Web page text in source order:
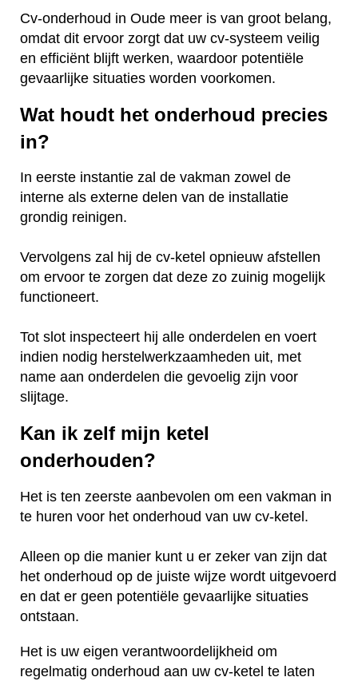
Cv-onderhoud in Oude meer is van groot belang,
omdat dit ervoor zorgt dat uw cv-systeem veilig
en efficiënt blijft werken, waardoor potentiële
gevaarlijke situaties worden voorkomen.
Wat houdt het onderhoud precies
in?
In eerste instantie zal de vakman zowel de
interne als externe delen van de installatie
grondig reinigen.
Vervolgens zal hij de cv-ketel opnieuw afstellen
om ervoor te zorgen dat deze zo zuinig mogelijk
functioneert.
Tot slot inspecteert hij alle onderdelen en voert
indien nodig herstelwerkzaamheden uit, met
name aan onderdelen die gevoelig zijn voor
slijtage.
Kan ik zelf mijn ketel
onderhouden?
Het is ten zeerste aanbevolen om een vakman in
te huren voor het onderhoud van uw cv-ketel.
Alleen op die manier kunt u er zeker van zijn dat
het onderhoud op de juiste wijze wordt uitgevoerd
en dat er geen potentiële gevaarlijke situaties
ontstaan.
Het is uw eigen verantwoordelijkheid om
regelmatig onderhoud aan uw cv-ketel te laten